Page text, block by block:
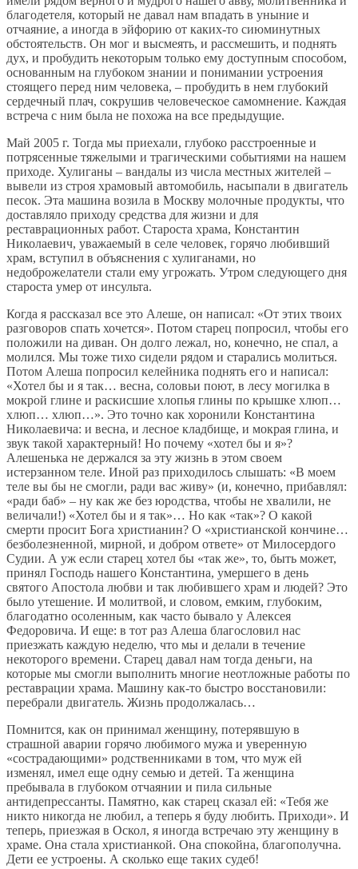
благодетеля, который не давал нам впадать в уныние и
отчаяние, а иногда в эйфорию от каких-то сиюминутных
обстоятельств. Он мог и высмеять, и рассмешить, и поднять
дух, и пробудить некоторым только ему доступным способом,
основанным на глубоком знании и понимании устроения
стоящего перед ним человека, – пробудить в нем глубокий
сердечный плач, сокрушив человеческое самомнение. Каждая
встреча с ним была не похожа на все предыдущие.
Май 2005 г. Тогда мы приехали, глубоко расстроенные и
потрясенные тяжелыми и трагическими событиями на нашем
приходе. Хулиганы – вандалы из числа местных жителей –
вывели из строя храмовый автомобиль, насыпали в двигатель
песок. Эта машина возила в Москву молочные продукты, что
доставляло приходу средства для жизни и для
реставрационных работ. Староста храма, Константин
Николаевич, уважаемый в селе человек, горячо любивший
храм, вступил в объяснения с хулиганами, но
недоброжелатели стали ему угрожать. Утром следующего дня
староста умер от инсульта.
Когда я рассказал все это Алеше, он написал: «От этих твоих
разговоров спать хочется». Потом старец попросил, чтобы его
положили на диван. Он долго лежал, но, конечно, не спал, а
молился. Мы тоже тихо сидели рядом и старались молиться.
Потом Алеша попросил келейника поднять его и написал:
«Хотел бы и я так… весна, соловьи поют, в лесу могилка в
мокрой глине и раскисшие хлопья глины по крышке хлюп…
хлюп… хлюп…». Это точно как хоронили Константина
Николаевича: и весна, и лесное кладбище, и мокрая глина, и
звук такой характерный! Но почему «хотел бы и я»?
Алешенька не держался за эту жизнь в этом своем
истерзанном теле. Иной раз приходилось слышать: «В моем
теле вы бы не смогли, ради вас живу» (и, конечно, прибавлял:
«ради баб» – ну как же без юродства, чтобы не хвалили, не
величали!) «Хотел бы и я так»… Но как «так»? О какой
смерти просит Бога христианин? О «христианской кончине…
безболезненной, мирной, и добром ответе» от Милосердого
Судии. А уж если старец хотел бы «так же», то, быть может,
принял Господь нашего Константина, умершего в день
святого Апостола любви и так любившего храм и людей? Это
было утешение. И молитвой, и словом, емким, глубоким,
благодатно осоленным, как часто бывало у Алексея
Федоровича. И еще: в тот раз Алеша благословил нас
приезжать каждую неделю, что мы и делали в течение
некоторого времени. Старец давал нам тогда деньги, на
которые мы смогли выполнить многие неотложные работы по
реставрации храма. Машину как-то быстро восстановили:
перебрали двигатель. Жизнь продолжалась…
Помнится, как он принимал женщину, потерявшую в
страшной аварии горячо любимого мужа и уверенную
«сострадающими» родственниками в том, что муж ей
изменял, имел еще одну семью и детей. Та женщина
пребывала в глубоком отчаянии и пила сильные
антидепрессанты. Памятно, как старец сказал ей: «Тебя же
никто никогда не любил, а теперь я буду любить. Приходи». И
теперь, приезжая в Оскол, я иногда встречаю эту женщину в
храме. Она стала христианкой. Она спокойна, благополучна.
Дети ее устроены. А сколько еще таких судеб!